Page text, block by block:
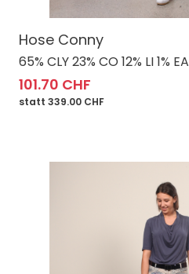
Hose Conny
65% CLY 23% CO 12% LI 1% EA
101.70 CHF
statt 339.00 CHF